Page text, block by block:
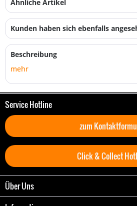
Ähnliche Artikel
Kunden haben sich ebenfalls
Beschreibung
mehr
Service Hotline
zum
Click & Collect
Über Uns